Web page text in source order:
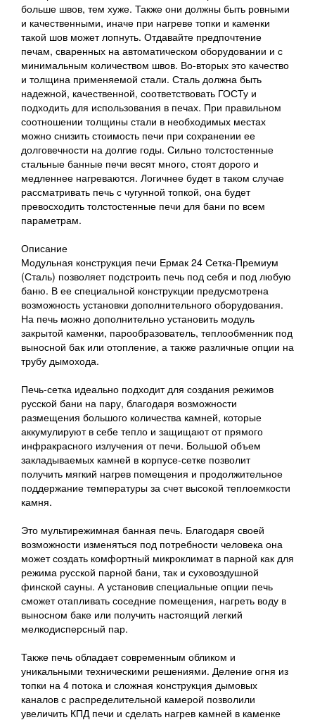
больше швов, тем хуже. Также они должны быть ровными
и качественными, иначе при нагреве топки и каменки
такой шов может лопнуть. Отдавайте предпочтение
печам, сваренных на автоматическом оборудовании и с
минимальным количеством швов. Во-вторых это качество
и толщина применяемой стали. Сталь должна быть
надежной, качественной, соответствовать ГОСТу и
подходить для использования в печах. При правильном
соотношении толщины стали в необходимых местах
можно снизить стоимость печи при сохранении ее
долговечности на долгие годы. Сильно толстостенные
стальные банные печи весят много, стоят дорого и
медленнее нагреваются. Логичнее будет в таком случае
рассматривать печь с чугунной топкой, она будет
превосходить толстостенные печи для бани по всем
параметрам.
Описание
Модульная конструкция печи Ермак 24 Сетка-Премиум
(Сталь) позволяет подстроить печь под себя и под любую
баню. В ее специальной конструкции предусмотрена
возможность установки дополнительного оборудования.
На печь можно дополнительно установить модуль
закрытой каменки, парообразователь, теплообменник под
выносной бак или отопление, а также различные опции на
трубу дымохода.
Печь-сетка идеально подходит для создания режимов
русской бани на пару, благодаря возможности
размещения большого количества камней, которые
аккумулируют в себе тепло и защищают от прямого
инфракрасного излучения от печи. Большой объем
закладываемых камней в корпусе-сетке позволит
получить мягкий нагрев помещения и продолжительное
поддержание температуры за счет высокой теплоемкости
камня.
Это мультирежимная банная печь. Благодаря своей
возможности изменяться под потребности человека она
может создать комфортный микроклимат в парной как для
режима русской парной бани, так и суховоздушной
финской сауны. А установив специальные опции печь
сможет отапливать соседние помещения, нагреть воду в
выносном баке или получить настоящий легкий
мелкодисперсный пар.
Также печь обладает современным обликом и
уникальными техническими решениями. Деление огня из
топки на 4 потока и сложная конструкция дымовых
каналов с распределительной камерой позволили
увеличить КПД печи и сделать нагрев камней в каменке